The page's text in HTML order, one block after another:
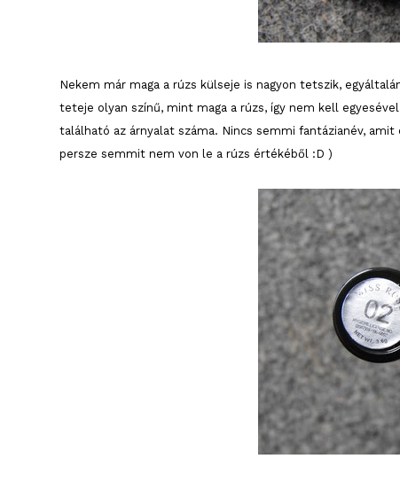
Nekem már maga a rúzs külseje is nagyon tetszik,
teteje olyan színű, mint maga a rúzs, így nem kell
található az árnyalat száma. Nincs semmi fantázianév,
persze semmit nem von le a rúzs értékéből :D )